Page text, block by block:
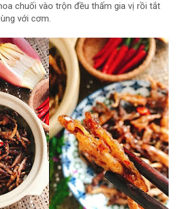
chuối vào trộn đều thấm gia vị rồi tắt
với cơm.